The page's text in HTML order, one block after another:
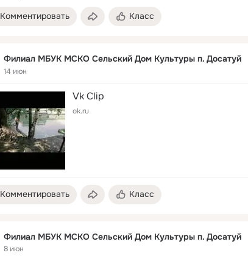
Комментировать Класс
Филиал МБУК МСКО Сельский Дом Культуры п. Досатуй
14 июн
Vk Clip
ok.ru
Комментировать Класс
Филиал МБУК МСКО Сельский Дом Культуры п. Досатуй
8 июн